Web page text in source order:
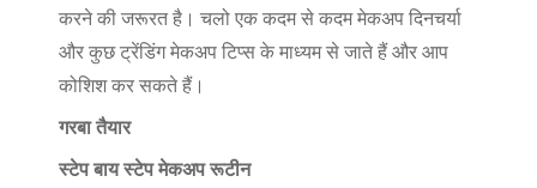
करने की जरूरत है। चलो एक कदम से कदम मेकअप दिनचर्या
और कुछ ट्रेंडिंग मेकअप टिप्स के माध्यम से जाते हैं और आप
कोशिश कर सकते हैं।
गरबा तैयार
स्टेप बाय स्टेप मेकअप रूटीन